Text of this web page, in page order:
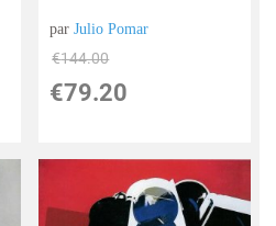
parJulio Pomar
€144.00
€79.20